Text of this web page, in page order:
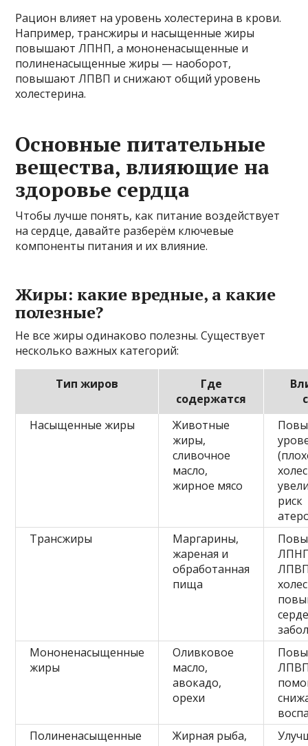
Рацион влияет на уровень холестерина в крови.
Например, трансжиры и насыщенные жиры
повышают ЛПНП, а мононенасыщенные и
полиненасыщенные жиры — наоборот,
повышают ЛПВП и снижают общий уровень
холестерина.
Основные питательные
вещества, влияющие на
здоровье сердца
Чтобы лучше понять, как питание воздействует
на сердце, давайте разберём ключевые
компоненты питания и их влияние.
Жиры: какие вредные, а какие
полезные?
Не все жиры одинаково полезны. Существует
несколько важных категорий:
Тип жиров
Где
содержатся
Насыщенные жиры
Животные
жиры,
сливочное
масло,
жирное мясо
риск
Трансжиры
Маргарины,
жареная и
обработанная
пища
Мононенасыщенные
жиры
Оливковое
масло,
авокадо,
орехи
Полиненасыщенные
Жирная рыба,